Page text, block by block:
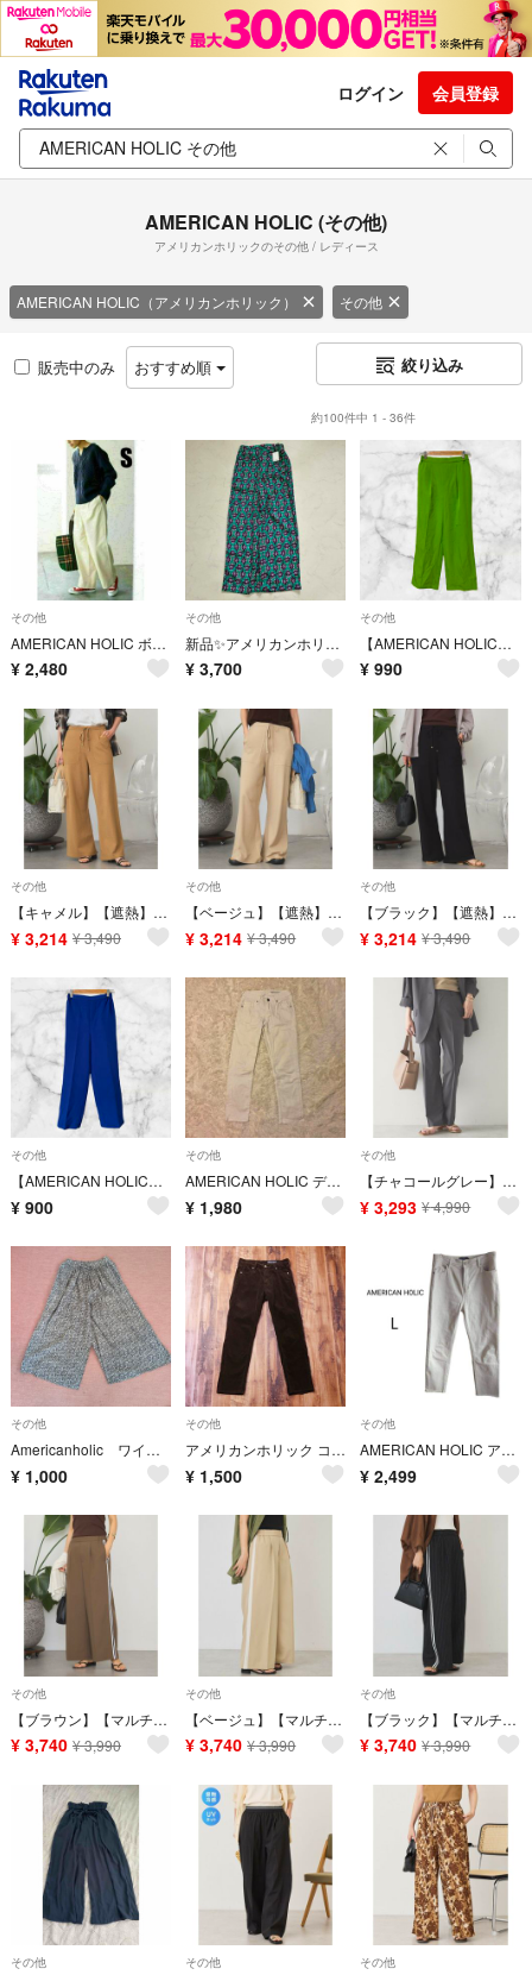
ログイン 会員登録
AMERICAN HOLIC (その他)
アメリカンホリックのその他 / レディース
AMERICAN HOLIC（アメリカンホリック） その他
販売中のみ おすすめ順 絞り込み
約100件中 1 - 36件
その他
AMERICAN HOLIC ボタンループタックコール天パンツ ワイドパンツ S
¥ 2,480
その他
新品✨アメリカンホリック パンツ 花柄 総柄 S（G218）
¥ 3,700
その他
【AMERICAN HOLIC】ワイドパンツ/グリーン系/S
¥ 990
その他
【キャメル】【遮熱】ベイカーニットパンツ
¥ 3,214 ¥3,490
その他
【ベージュ】【遮熱】ベイカーニットパンツ
¥ 3,214 ¥3,490
その他
【ブラック】【遮熱】ベイカーニットパンツ
¥ 3,214 ¥3,490
その他
【AMERICAN HOLIC】美・美・美ストレートカラーパンツ/ロイヤルブルー/S
¥ 900
その他
AMERICAN HOLIC デニム ストレート ホワイト XS【D2-41】
¥ 1,980
その他
【チャコールグレー】【マルチ機能】スリムスラックスパンツ
¥ 3,293 ¥4,990
その他
Americanholic ワイドパンツ
¥ 1,000
その他
アメリカンホリック コーデュロイパンツ レディース L ブラウン QW16
¥ 1,500
その他
AMERICAN HOLIC アメリカンホリック テーパードパンツ L ベージュ
¥ 2,499
その他
【ブラウン】【マルチ機能】サイドラインスラックスパンツ
¥ 3,740 ¥3,990
その他
【ベージュ】【マルチ機能】サイドラインスラックスパンツ
¥ 3,740 ¥3,990
その他
【ブラック】【マルチ機能】サイドラインスラックスパンツ
¥ 3,740 ¥3,990
その他 その他 その他